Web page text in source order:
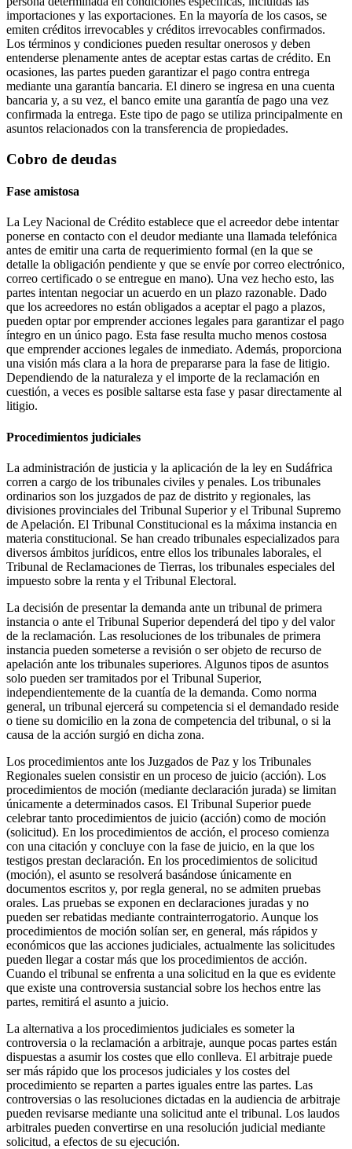
importaciones y las exportaciones. En la mayoría de los casos, se
emiten créditos irrevocables y créditos irrevocables confirmados.
Los términos y condiciones pueden resultar onerosos y deben
entenderse plenamente antes de aceptar estas cartas de crédito. En
ocasiones, las partes pueden garantizar el pago contra entrega
mediante una garantía bancaria. El dinero se ingresa en una cuenta
bancaria y, a su vez, el banco emite una garantía de pago una vez
confirmada la entrega. Este tipo de pago se utiliza principalmente en
asuntos relacionados con la transferencia de propiedades.
Cobro de deudas
Fase amistosa
La Ley Nacional de Crédito establece que el acreedor debe intentar
ponerse en contacto con el deudor mediante una llamada telefónica
antes de emitir una carta de requerimiento formal (en la que se
detalle la obligación pendiente y que se envíe por correo electrónico,
correo certificado o se entregue en mano). Una vez hecho esto, las
partes intentan negociar un acuerdo en un plazo razonable. Dado
que los acreedores no están obligados a aceptar el pago a plazos,
pueden optar por emprender acciones legales para garantizar el pago
íntegro en un único pago. Esta fase resulta mucho menos costosa
que emprender acciones legales de inmediato. Además, proporciona
una visión más clara a la hora de prepararse para la fase de litigio.
Dependiendo de la naturaleza y el importe de la reclamación en
cuestión, a veces es posible saltarse esta fase y pasar directamente al
litigio.
Procedimientos judiciales
La administración de justicia y la aplicación de la ley en Sudáfrica
corren a cargo de los tribunales civiles y penales. Los tribunales
ordinarios son los juzgados de paz de distrito y regionales, las
divisiones provinciales del Tribunal Superior y el Tribunal Supremo
de Apelación. El Tribunal Constitucional es la máxima instancia en
materia constitucional. Se han creado tribunales especializados para
diversos ámbitos jurídicos, entre ellos los tribunales laborales, el
Tribunal de Reclamaciones de Tierras, los tribunales especiales del
impuesto sobre la renta y el Tribunal Electoral.
La decisión de presentar la demanda ante un tribunal de primera
instancia o ante el Tribunal Superior dependerá del tipo y del valor
de la reclamación. Las resoluciones de los tribunales de primera
instancia pueden someterse a revisión o ser objeto de recurso de
apelación ante los tribunales superiores. Algunos tipos de asuntos
solo pueden ser tramitados por el Tribunal Superior,
independientemente de la cuantía de la demanda. Como norma
general, un tribunal ejercerá su competencia si el demandado reside
o tiene su domicilio en la zona de competencia del tribunal, o si la
causa de la acción surgió en dicha zona.
Los procedimientos ante los Juzgados de Paz y los Tribunales
Regionales suelen consistir en un proceso de juicio (acción). Los
procedimientos de moción (mediante declaración jurada) se limitan
únicamente a determinados casos. El Tribunal Superior puede
celebrar tanto procedimientos de juicio (acción) como de moción
(solicitud). En los procedimientos de acción, el proceso comienza
con una citación y concluye con la fase de juicio, en la que los
testigos prestan declaración. En los procedimientos de solicitud
(moción), el asunto se resolverá basándose únicamente en
documentos escritos y, por regla general, no se admiten pruebas
orales. Las pruebas se exponen en declaraciones juradas y no
pueden ser rebatidas mediante contrainterrogatorio. Aunque los
procedimientos de moción solían ser, en general, más rápidos y
económicos que las acciones judiciales, actualmente las solicitudes
pueden llegar a costar más que los procedimientos de acción.
Cuando el tribunal se enfrenta a una solicitud en la que es evidente
que existe una controversia sustancial sobre los hechos entre las
partes, remitirá el asunto a juicio.
La alternativa a los procedimientos judiciales es someter la
controversia o la reclamación a arbitraje, aunque pocas partes están
dispuestas a asumir los costes que ello conlleva. El arbitraje puede
ser más rápido que los procesos judiciales y los costes del
procedimiento se reparten a partes iguales entre las partes. Las
controversias o las resoluciones dictadas en la audiencia de arbitraje
pueden revisarse mediante una solicitud ante el tribunal. Los laudos
arbitrales pueden convertirse en una resolución judicial mediante
solicitud, a efectos de su ejecución.